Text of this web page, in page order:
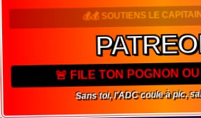
💰💰 SOUTIENS LE
🚨 FILE TON POGNON
Sans toi, l'ADC coule à pic,